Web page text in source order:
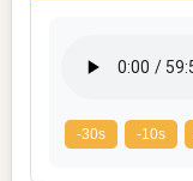
-30s -10s